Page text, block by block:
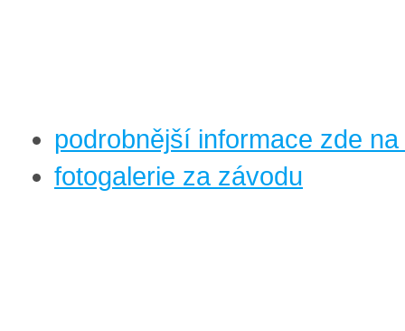
podrobnější informace zde
fotogalerie za závodu